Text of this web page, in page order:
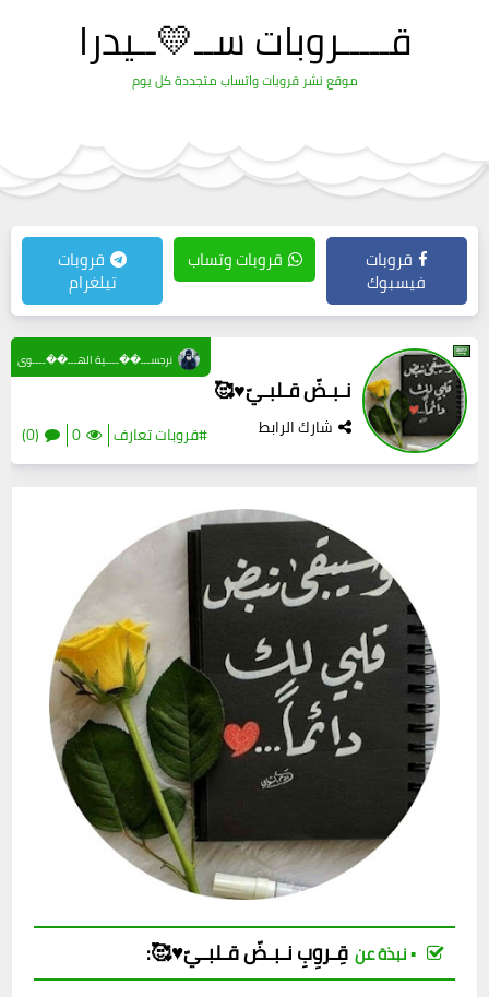
قـــــروبات ســ💛ــيدرا
موقع نشر قروبات واتساب متجددة كل يوم
قروبات
فيسبوك
قروبات وتساب قروبات
تيلغرام
نـبـضّ قـلبـيّ♥️🥰
شارك الرابط #قروبات تعارف 0
(0)
نرجســـ��ــــية الهـــ��ــــوى
▪︎ نبذة عن قِـروِبِنـبـضّ قـلبـيّ♥️🥰: